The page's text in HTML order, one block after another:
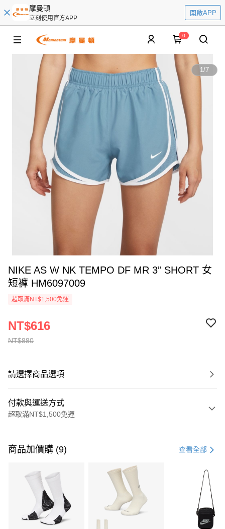
摩曼頓
立刻使用官方APP
開啟APP
0
1/7
NIKE AS W NK TEMPO DF MR 3” SHORT 女
短褲 HM6097009
超取滿NT$1,500免運
NT$880
NT$616
請選擇商品選項
付款與運送方式
超取滿NT$1,500免運
信用卡一次付款
3 期 0 利率 每期 21家銀行
合作金庫商業銀行
第一商業銀行
華南商業銀行
彰化商業銀行
上海商業儲蓄銀行
Apple Pay
商品加價購 (9) 查看全部